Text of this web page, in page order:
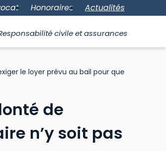
Honoraires Actualités
civile et assurances
le loyer prévu au bail pour que
de
n’y soit pas